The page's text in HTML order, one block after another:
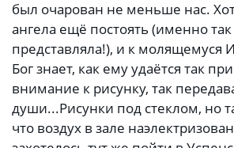
был очарован не меньше нас.
ангела ещё постоять (именно так
представляла!), и к молящемуся
Бог знает, как ему удаётся так
внимание к рисунку, так
души...Рисунки под стеклом, но
что воздух в зале